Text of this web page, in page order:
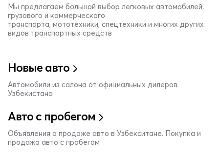
Мы предлагаем большой выбор легковых автомобилей,
грузового и коммерческого
транспорта, мототехники, спецтехники и многих других
видов транспортных средств
Новые авто
Автомобили из салона от официальных дилеров
Узбекистана
Авто с пробегом
Объявления о продаже авто в Узбекситане. Покупка и
продажа авто с пробегом